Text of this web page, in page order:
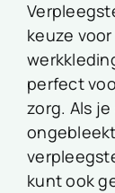
keuze
perfect
zorg. Als
kunt ook